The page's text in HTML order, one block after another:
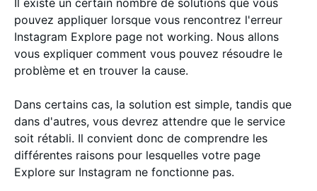
Il existe un certain nombre de solutions que vous
pouvez appliquer lorsque vous rencontrez l'erreur
Instagram Explore page not working. Nous allons
vous expliquer comment vous pouvez résoudre le
problème et en trouver la cause.
Dans certains cas, la solution est simple, tandis que
dans d'autres, vous devrez attendre que le service
soit rétabli. Il convient donc de comprendre les
différentes raisons pour lesquelles votre page
Explore sur Instagram ne fonctionne pas.